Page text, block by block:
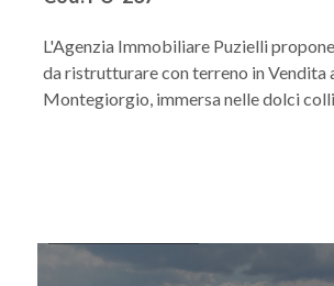
L'Agenzia Immobiliare Puzielli
da ristrutturare con terreno in Vendita
Montegiorgio, immersa nelle dolci